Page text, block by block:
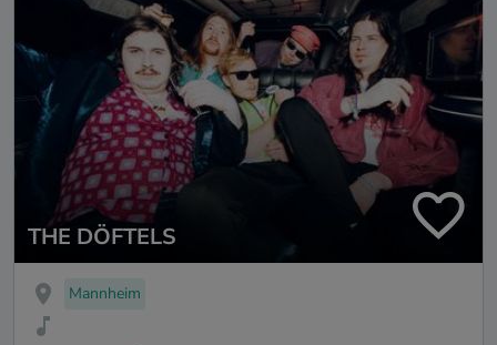
THE DÖFTELS
Mannheim